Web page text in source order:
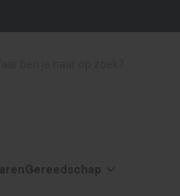
Gereedschap